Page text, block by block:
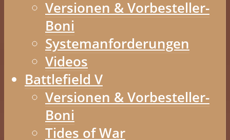
Versionen & Vorbesteller-
Boni
Systemanforderungen
Videos
Battlefield V
Versionen & Vorbesteller-
Boni
Tides of War